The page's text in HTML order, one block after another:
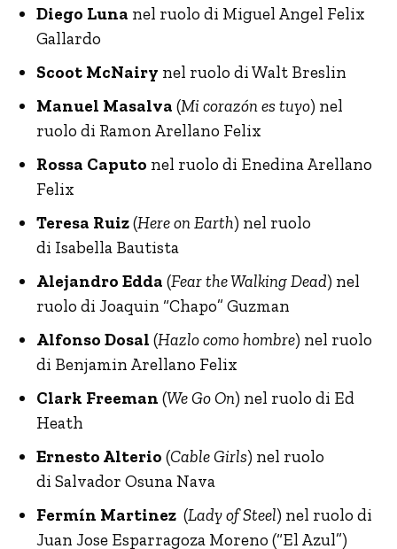
Diego Luna nel ruolo di Miguel Angel Felix
Gallardo
Scoot McNairy nel ruolo di Walt Breslin
Manuel Masalva (Mi corazón es tuyo) nel
ruolo di Ramon Arellano Felix
Rossa Caputo nel ruolo di Enedina Arellano
Felix
Teresa Ruiz(Here on Earth) nel ruolo
di Isabella Bautista
Alejandro Edda (Fear the Walking Dead) nel
ruolo di Joaquin “Chapo” Guzman
Alfonso Dosal (Hazlo como hombre) nel ruolo
di Benjamin Arellano Felix
Clark Freeman (We Go On) nel ruolo di Ed
Heath
Ernesto Alterio (Cable Girls) nel ruolo
di Salvador Osuna Nava
Fermín Martinez (Lady of Steel) nel ruolo di
Juan Jose Esparragoza Moreno (“El Azul”)